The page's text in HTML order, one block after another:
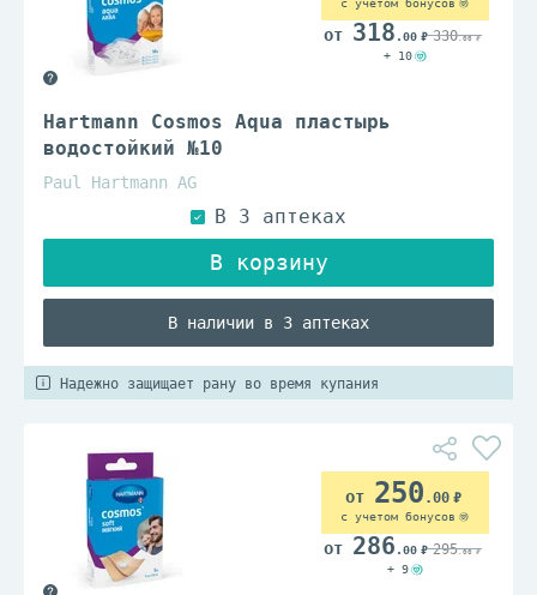
Hartmann Cosmos Aqua пластырь
водостойкий №10
Paul Hartmann AG
В наличии в 3 аптеках
с учетом бонусов
318 .00 330.00
+ 10
Надежно защищает рану во время купания
250 .00
с учетом бонусов
286 .00 295.00
+ 9